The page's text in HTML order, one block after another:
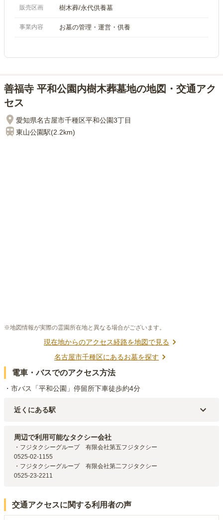
販売区画 樹木葬/永代供養墓
事業内容 お墓の管理・運営・供養
善福寺 平和公園内樹木葬墓地の地図・交通アク
セス
愛知県名古屋市千種区平和公園3丁目
東山公園駅(2.2km)
※地図情報が実際の霊園所在地と異なる場合がございます。
現在地からのアクセス経路を地図で見る
名古屋市千種区にあるお墓を探す
電車・バスでのアクセス方法
・市バス「平和公園」停留所下車徒歩約4分
近くにある駅
名古屋市営地下鉄名城線
自由ヶ丘駅（
名古屋市営地下鉄東山線
本山駅（2.4km）
名古屋市営地下鉄東山線
周辺で利用可能なタクシー会社
・フジタクシーグループ　有限会社第五フジタクシー
0525-02-1155
・フジタクシーグループ　有限会社第二フジタクシー
0525-23-2211
交通アクセスに関する利用者の声